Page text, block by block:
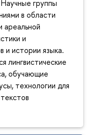
группы
в области
ареальной
и
и истории языка.
лингвистические
обучающие
технологии для